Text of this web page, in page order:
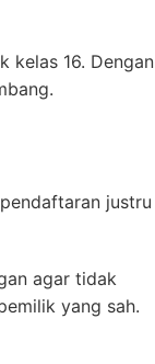
kelas 16. Dengan
justru
agar tidak
yang sah.